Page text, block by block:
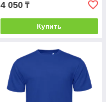
4 050 ₸
Купить